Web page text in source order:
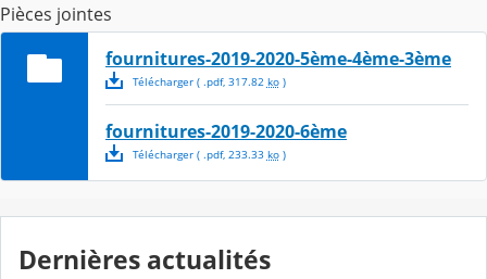
Pièces jointes
fournitures-2019-2020-5ème-4ème-3ème
Télécharger( .pdf, 317.82 ko)
fournitures-2019-2020-6ème
Télécharger( .pdf, 233.33 ko)
Dernières actualités